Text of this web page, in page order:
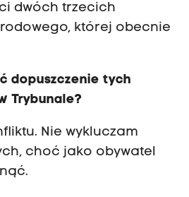
dwóch trzecich
której obecnie
dopuszczenie tych
Trybunale?
Nie wykluczam
choć jako obywatel